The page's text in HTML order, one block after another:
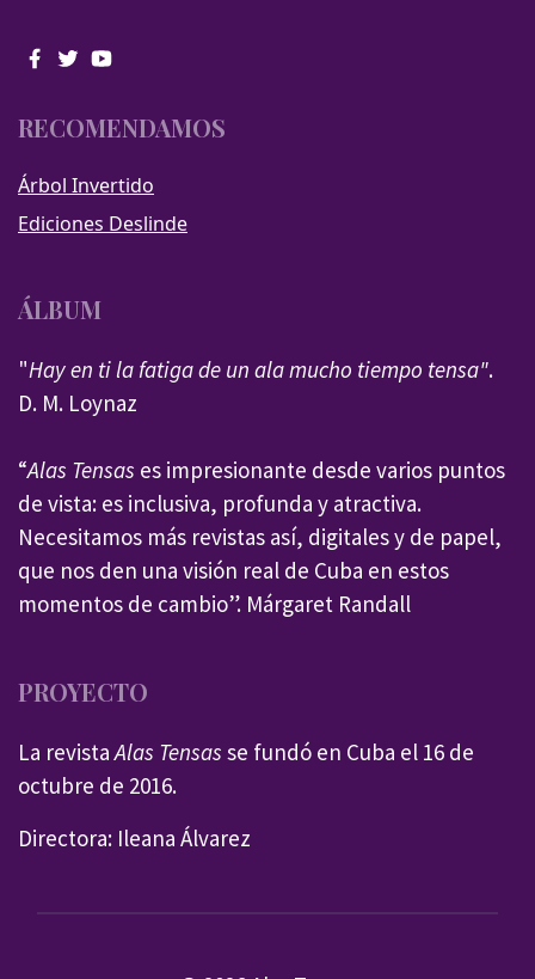
RECOMENDAMOS
Árbol Invertido
Ediciones Deslinde
ÁLBUM
"Hay en ti la fatiga de un ala mucho tiempo tensa".
D. M. Loynaz
“Alas Tensas es impresionante desde varios puntos
de vista: es inclusiva, profunda y atractiva.
Necesitamos más revistas así, digitales y de papel,
que nos den una visión real de Cuba en estos
momentos de cambio”. Márgaret Randall
PROYECTO
La revistaAlas Tensas se fundó en Cuba el 16 de
octubre de 2016.
Directora: Ileana Álvarez